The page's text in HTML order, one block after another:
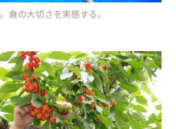
食の大切さを実感する。